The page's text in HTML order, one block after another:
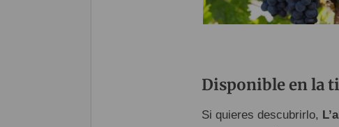
Disponible en la
Si quieres descubrirlo,